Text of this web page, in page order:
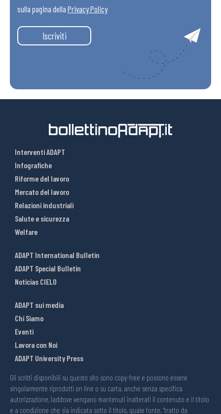
sulla pagina della Privacy Policy
Iscriviti
Interventi ADAPT
Infografiche
Riforme del lavoro
Mercato del lavoro
Relazioni industriali
Salute e sicurezza
Welfare
ADAPT International Bulletin
ADAPT Special Bulletin
Noticias CIELO
ADAPT sui media
Chi Siamo
Eventi
Lavora con Noi
ADAPT University Press
Gli scritti disponibili su questo sito sono copy-free e possono essere
singolarmente riprodotti on line o su carta, anche senza specifica
autorizzazione, laddove vengano mantenuti inalterati il contenuto e il titolo
e a condizione che sia indicata sotto il titolo, quale fonte, “tratto da